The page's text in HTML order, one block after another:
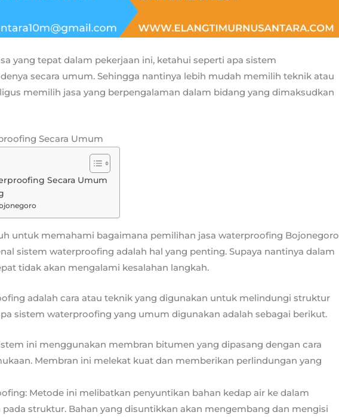
yang tepat dalam pekerjaan ini, ketahui seperti apa sistem
secara umum. Sehingga nantinya lebih mudah memilih teknik atau
memilih jasa yang berpengalaman dalam bidang yang dimaksudkan
Secara Umum
Secara Umum
untuk memahami bagaimana pemilihan jasa waterproofing Bojonegoro
sistem waterproofing adalah hal yang penting. Supaya nantinya dalam
tidak akan mengalami kesalahan langkah.
adalah cara atau teknik yang digunakan untuk melindungi struktur
sistem waterproofing yang umum digunakan adalah sebagai berikut.
ini menggunakan membran bitumen yang dipasang dengan cara
Membran ini melekat kuat dan memberikan perlindungan yang
Metode ini melibatkan penyuntikan bahan kedap air ke dalam
pada struktur. Bahan yang disuntikkan akan mengembang dan mengisi